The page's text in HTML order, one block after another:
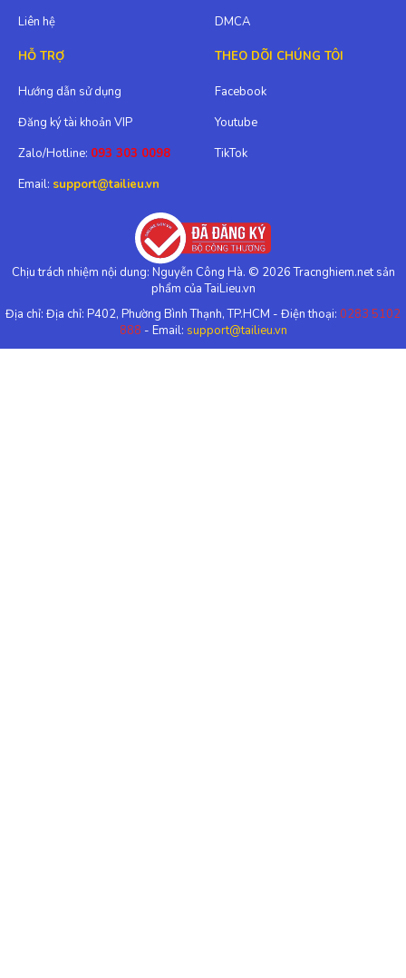
Liên hệ
DMCA
HỖ TRỢ
Hướng dẫn sử dụng
Đăng ký tài khoản VIP
Zalo/Hotline: 093 303 0098
Email: support@tailieu.vn
THEO DÕI CHÚNG TÔI
Facebook
Youtube
TikTok
Chịu trách nhiệm nội dung: Nguyễn Công Hà. © 2026 Tracnghiem.net sản
phẩm của TaiLieu.vn
Địa chỉ: Địa chỉ: P402, Phường Bình Thạnh, TP.HCM - Điện thoại: 0283 5102
888 - Email: support@tailieu.vn